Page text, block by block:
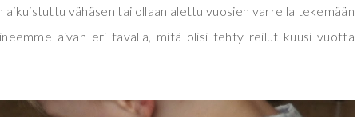
vähäsen tai ollaan alettu vuosien varrella tekemään
aivan eri tavalla, mitä olisi tehty reilut kuusi vuotta